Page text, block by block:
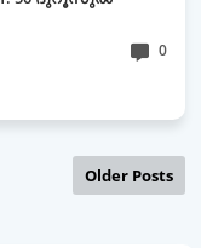
0
Older Posts